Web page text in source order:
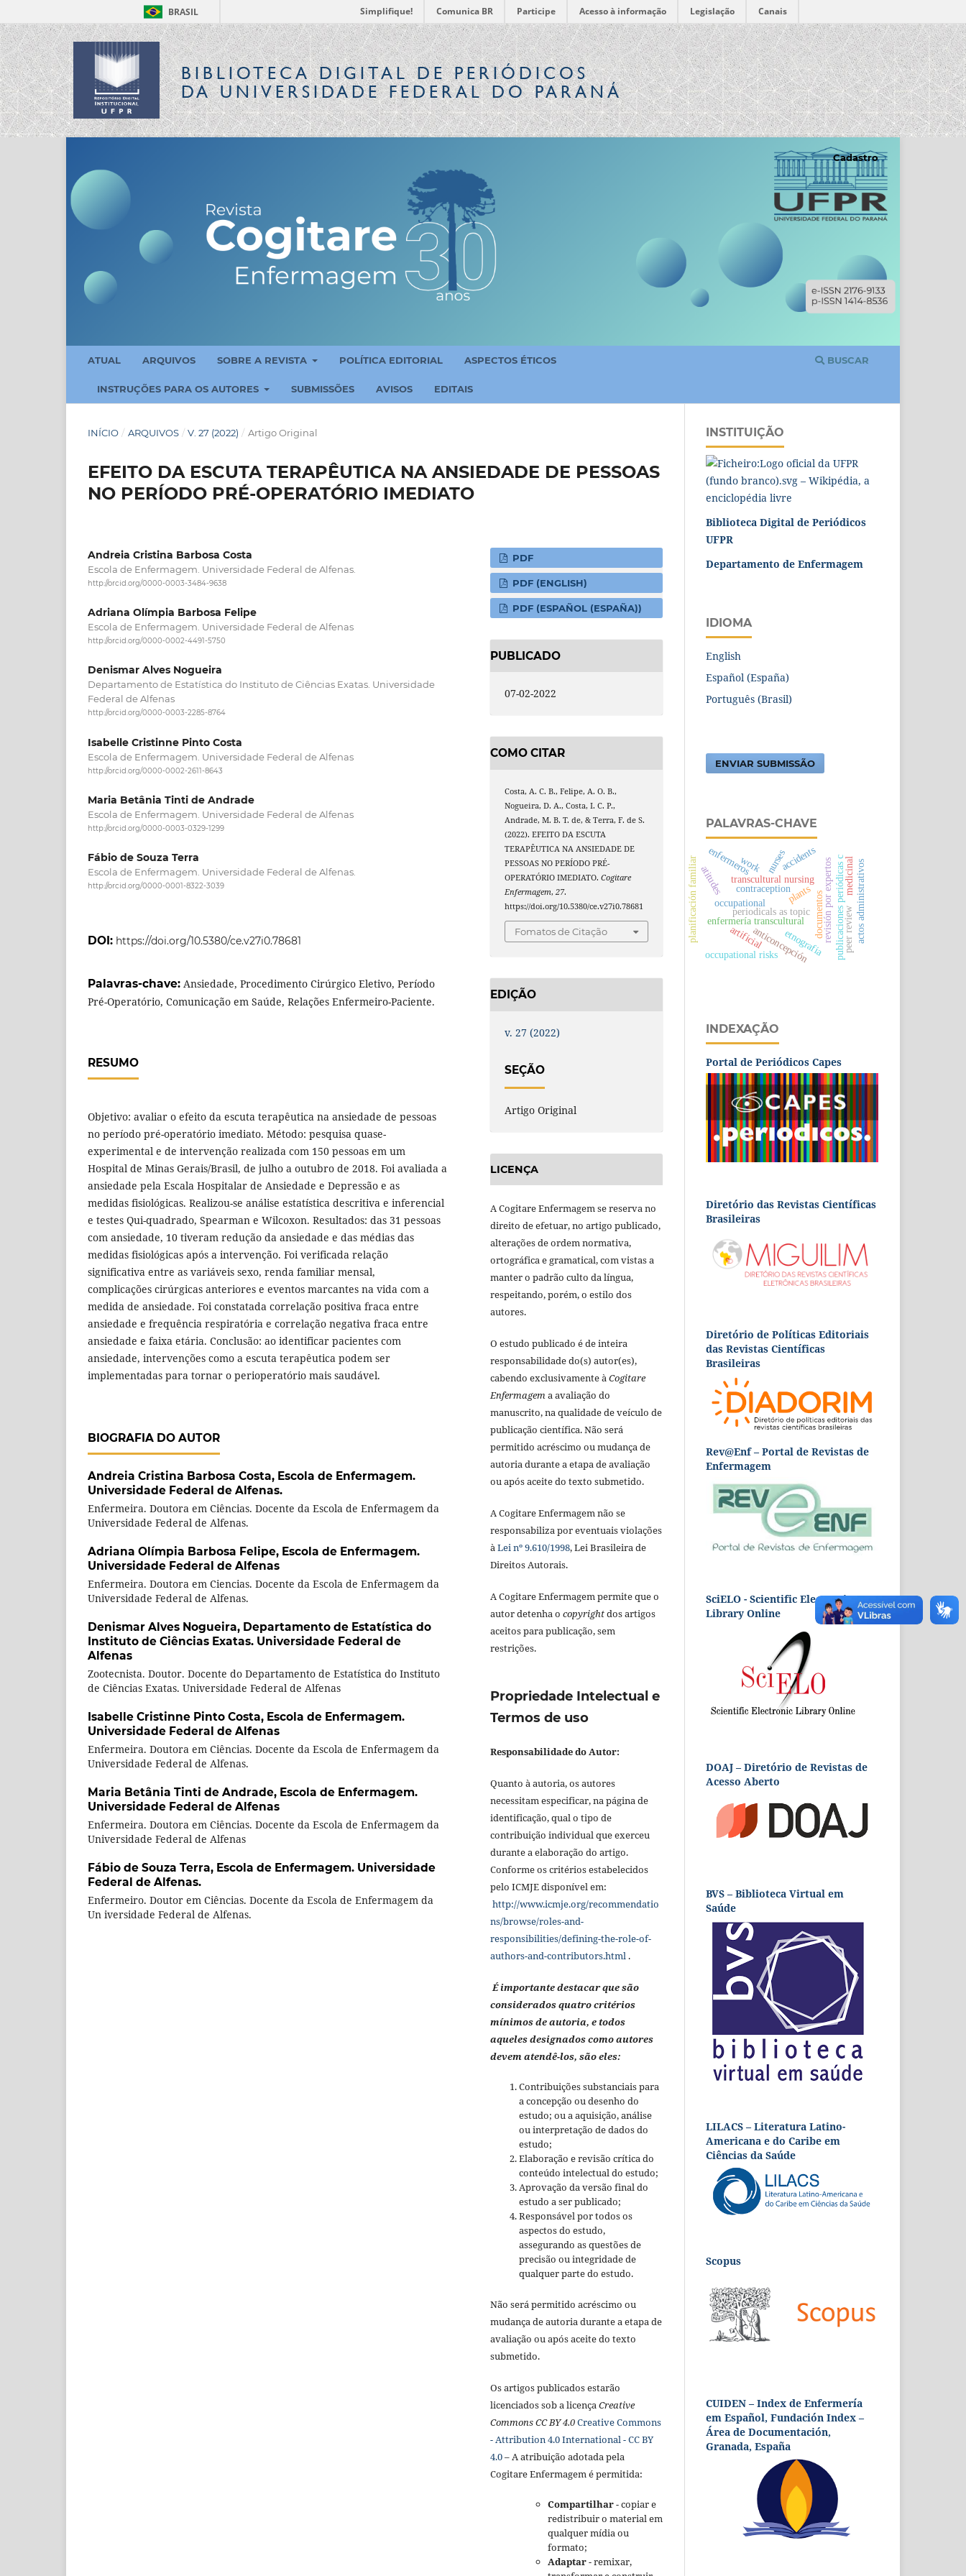
BRASIL Simplifique! Comunica BR Participe Acesso à informação Legislação Canais
BIBLIOTECA DIGITALDE PERIÓDICOS
DA UNIVERSIDADE FEDERAL DO PARANÁ
ATUAL ARQUIVOS SOBRE A REVISTA POLÍTICA EDITORIAL ASPECTOS ÉTICOS
INSTRUÇÕES PARA OS AUTORES SUBMISSÕES AVISOS EDITAIS
BUSCAR
Cadastro
INÍCIO / ARQUIVOS / V. 27 (2022) / Artigo Original
EFEITO DA ESCUTA TERAPÊUTICA NA ANSIEDADE DE PESSOAS
NO PERÍODO PRÉ-OPERATÓRIO IMEDIATO
Andreia Cristina Barbosa Costa
Escola de Enfermagem. Universidade Federal de Alfenas.
http://orcid.org/0000-0003-3484-9638
Adriana Olímpia Barbosa Felipe
Escola de Enfermagem. Universidade Federal de Alfenas
http://orcid.org/0000-0002-4491-5750
Denismar Alves Nogueira
Departamento de Estatística do Instituto de Ciências Exatas. Universidade
Federal de Alfenas
http://orcid.org/0000-0003-2285-8764
Isabelle Cristinne Pinto Costa
Escola de Enfermagem. Universidade Federal de Alfenas
http://orcid.org/0000-0002-2611-8643
Maria Betânia Tinti de Andrade
Escola de Enfermagem. Universidade Federal de Alfenas
http://orcid.org/0000-0003-0329-1299
Fábio de Souza Terra
Escola de Enfermagem. Universidade Federal de Alfenas.
http://orcid.org/0000-0001-8322-3039
DOI: https://doi.org/10.5380/ce.v27i0.78681
Palavras-chave: Ansiedade, Procedimento Cirúrgico Eletivo, Período
Pré-Operatório, Comunicação em Saúde, Relações Enfermeiro-Paciente.
RESUMO
Objetivo: avaliar o efeito da escuta terapêutica na ansiedade de pessoas
no período pré-operatório imediato. Método: pesquisa quase-
experimental e de intervenção realizada com 150 pessoas em um
Hospital de Minas Gerais/Brasil, de julho a outubro de 2018. Foi avaliada a
ansiedade pela Escala Hospitalar de Ansiedade e Depressão e as
medidas fisiológicas. Realizou-se análise estatística descritiva e inferencial
e testes Qui-quadrado, Spearman e Wilcoxon. Resultados: das 31 pessoas
com ansiedade, 10 tiveram redução da ansiedade e das médias das
medidas fisiológicas após a intervenção. Foi verificada relação
significativa entre as variáveis sexo, renda familiar mensal,
complicações cirúrgicas anteriores e eventos marcantes na vida com a
medida de ansiedade. Foi constatada correlação positiva fraca entre
ansiedade e frequência respiratória e correlação negativa fraca entre
ansiedade e faixa etária. Conclusão: ao identificar pacientes com
ansiedade, intervenções como a escuta terapêutica podem ser
implementadas para tornar o perioperatório mais saudável.
BIOGRAFIA DO AUTOR
Andreia Cristina Barbosa Costa, Escola de Enfermagem.
Universidade Federal de Alfenas.
Enfermeira. Doutora em Ciências. Docente da Escola de Enfermagem da
Universidade Federal de Alfenas.
Adriana Olímpia Barbosa Felipe, Escola de Enfermagem.
Universidade Federal de Alfenas
Enfermeira. Doutora em Ciencias. Docente da Escola de Enfermagem da
Universidade Federal de Alfenas.
Denismar Alves Nogueira, Departamento de Estatística do
Instituto de Ciências Exatas. Universidade Federal de
Alfenas
Zootecnista. Doutor. Docente do Departamento de Estatística do Instituto
de Ciências Exatas. Universidade Federal de Alfenas
Isabelle Cristinne Pinto Costa, Escola de Enfermagem.
Universidade Federal de Alfenas
Enfermeira. Doutora em Ciências. Docente da Escola de Enfermagem da
Universidade Federal de Alfenas.
Maria Betânia Tinti de Andrade, Escola de Enfermagem.
Universidade Federal de Alfenas
Enfermeira. Doutora em Ciências. Docente da Escola de Enfermagem da
Universidade Federal de Alfenas
Fábio de Souza Terra, Escola de Enfermagem. Universidade
Federal de Alfenas.
Enfermeiro. Doutor em Ciências. Docente da Escola de Enfermagem da
Un iversidade Federal de Alfenas.
PDF
PDF (ENGLISH)
PDF (ESPAÑOL (ESPAÑA))
PUBLICADO
07-02-2022
COMO CITAR
Costa, A. C. B., Felipe, A. O. B.,
Nogueira, D. A., Costa, I. C. P.,
Andrade, M. B. T. de, & Terra, F. de S.
(2022). EFEITO DA ESCUTA
TERAPÊUTICA NA ANSIEDADE DE
PESSOAS NO PERÍODO PRÉ-
OPERATÓRIO IMEDIATO.Cogitare
Enfermagem,27.
https://doi.org/10.5380/ce.v27i0.78681
Fomatos de Citação
EDIÇÃO
v. 27 (2022)
SEÇÃO
Artigo Original
LICENÇA
A Cogitare Enfermagem se reserva no
direito de efetuar, no artigo publicado,
alterações de ordem normativa,
ortográfica e gramatical, com vistas a
manter o padrão culto da língua,
respeitando, porém, o estilo dos
autores.
O estudo publicado é de inteira
responsabilidade do(s) autor(es),
cabendo exclusivamente àCogitare
Enfermagema avaliação do
manuscrito, na qualidade de veículo de
publicação científica. Não será
permitido acréscimo ou mudança de
autoria durante a etapa de avaliação
ou após aceite do texto submetido.
A Cogitare Enfermagem não se
responsabiliza por eventuais violações
àLei nº 9.610/1998, Lei Brasileira de
Direitos Autorais.
A Cogitare Enfermagem permite que o
autor detenha o copyrightdos artigos
aceitos para publicação, sem
restrições.
Propriedade Intelectual e
Termos de uso
Responsabilidade do Autor:
Quanto à autoria, os autores
necessitam especificar, na página de
identificação, qual o tipo de
contribuição individual que exerceu
durante a elaboração do artigo.
Conforme os critérios estabelecidos
pelo ICMJE disponível em:
http://www.icmje.org/recommendatio
ns/browse/roles-and-
responsibilities/defining-the-role-of-
authors-and-contributors.html .
É importante destacar que são
considerados quatro critérios
mínimos de autoria, e todos
aqueles designados como autores
devem atendê-los, são eles:
Contribuições substanciais para
a concepção ou desenho do
estudo; ou a aquisição, análise
ou interpretação de dados do
estudo;
Elaboração e revisão crítica do
conteúdo intelectual do estudo;
Aprovação da versão final do
estudo a ser publicado;
Responsável por todos os
aspectos do estudo,
assegurando as questões de
precisão ou integridade de
qualquer parte do estudo.
Não será permitido acréscimo ou
mudança de autoria durante a etapa de
avaliação ou após aceite do texto
submetido.
Os artigos publicados estarão
licenciados sob a licença Creative
Commons CC BY 4.0Creative Commons
- Attribution 4.0 International - CC BY
4.0– A atribuição adotada pela
Cogitare Enfermagem é permitida:
Compartilhar- copiar e
redistribuir o material em
qualquer mídia ou
formato;
Adaptar- remixar,
INSTITUIÇÃO
Biblioteca Digital de Periódicos
UFPR
Departamento de Enfermagem
IDIOMA
English
Español (España)
Português (Brasil)
ENVIAR SUBMISSÃO
PALAVRAS-CHAVE
documentos
periodicals as topic revisión por expertospublicaciones periódicas c
transcultural nursing
enfermería transcultural
contraception
planificación familiar
anticoncepción peer review
nurses actos administrativos
enfermeros accidents
occupational
occupational risks etnografia
atitudes plants medicinal
artificial
work
INDEXAÇÃO
Portal de Periódicos Capes
Diretório das Revistas Científicas
Brasileiras
Diretório de Políticas Editoriais
das Revistas Científicas
Brasileiras
Rev@Enf – Portal de Revistas de
Enfermagem
SciELO - Scientific Electronic
Library Online
DOAJ – Diretório de Revistas de
Acesso Aberto
BVS – Biblioteca Virtual em
Saúde
LILACS – Literatura Latino-
Americana e do Caribe em
Ciências da Saúde
Scopus
CUIDEN – Index de Enfermería
em Español, Fundación Index –
Área de Documentación,
Granada, España